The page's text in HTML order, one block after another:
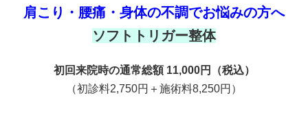
肩こり・腰痛・身体の不調でお悩みの方へ
ソフトトリガー整体
初回来院時の通常総額 11,000円（税込）
（初診料2,750円＋施術料8,250円）